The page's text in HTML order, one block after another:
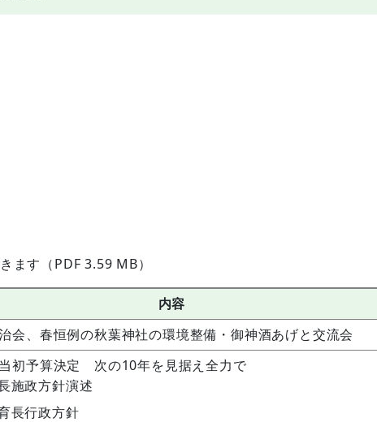
ます（PDF 3.59 MB）
内容
会、春恒例の秋葉神社の環境整備・御神酒あげと交流会
初予算決定 次の10年を見据え全力で
施政方針演述
長行政方針